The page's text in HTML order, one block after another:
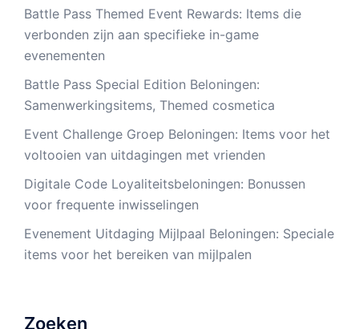
Battle Pass Themed Event Rewards: Items die
verbonden zijn aan specifieke in-game
evenementen
Battle Pass Special Edition Beloningen:
Samenwerkingsitems, Themed cosmetica
Event Challenge Groep Beloningen: Items voor het
voltooien van uitdagingen met vrienden
Digitale Code Loyaliteitsbeloningen: Bonussen
voor frequente inwisselingen
Evenement Uitdaging Mijlpaal Beloningen: Speciale
items voor het bereiken van mijlpalen
Zoeken